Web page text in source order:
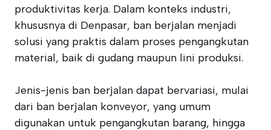
produktivitas kerja. Dalam konteks industri,
khususnya di Denpasar, ban berjalan menjadi
solusi yang praktis dalam proses pengangkutan
material, baik di gudang maupun lini produksi.
Jenis-jenis ban berjalan dapat bervariasi, mulai
dari ban berjalan konveyor, yang umum
digunakan untuk pengangkutan barang, hingga